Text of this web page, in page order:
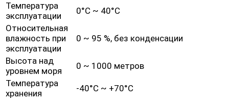
Температура
эксплуатации
0°C ~ 40°C
Относительная
влажность при
эксплуатации
0 ~ 95 %, без конденсации
Высота над
уровнем моря
0 ~ 1000 метров
Температура
хранения
-40°C ~ +70°C